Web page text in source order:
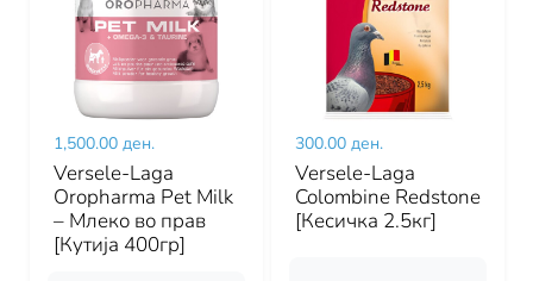
1,500.00 ден.
Versele-Laga
Oropharma Pet Milk
– Млеко во прав
[Кутија 400гр]
300.00 ден.
Versele-Laga
Colombine Redstone
[Кесичка 2.5кг]